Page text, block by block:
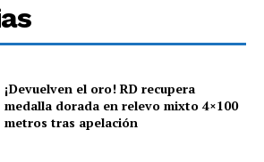
¡Devuelven el oro! RD recupera
medalla dorada en relevo mixto 4×100
metros tras apelación